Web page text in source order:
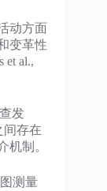
动方面
变革性
et al.,
发
间存在
机制。
测量